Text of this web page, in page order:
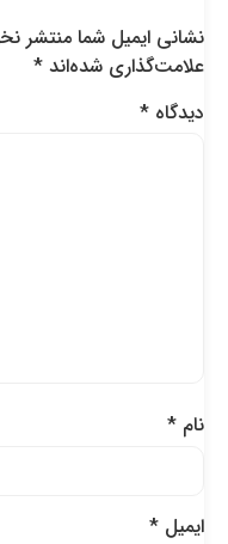
نشانی ایمیل شما منتشر
علامت‌گذاری شده‌اند*
دیدگاه*
نام*
ایمیل*